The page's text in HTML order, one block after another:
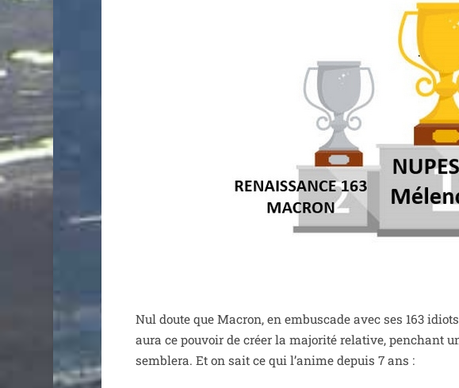
Nul doute que Macron, en embus­cade avec ses 163
aura ce pou­voir de créer la majo­ri­té rela­tive, pen­chant
sem­ble­ra. Et on sait ce qui l’a­nime depuis 7 ans :